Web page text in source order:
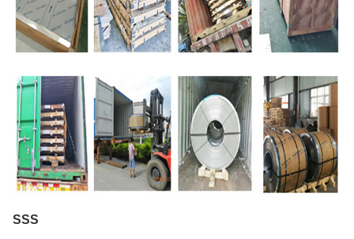
SSS